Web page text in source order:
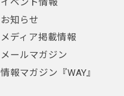
お知らせ
メディア掲載情報
メールマガジン
情報マガジン『WAY』